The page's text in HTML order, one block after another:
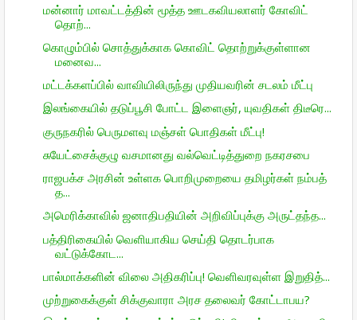
மன்னார் மாவட்டத்தின் மூத்த ஊடகவியலாளர் கோவிட்
தொற்...
கொழும்பில் சொத்துக்காக கொவிட் தொற்றுக்குள்ளான
மனைவ...
மட்டக்களப்பில் வாவியிலிருந்து முதியவரின் சடலம் மீட்பு
இலங்கையில் தடுப்பூசி போட்ட இளைஞர், யுவதிகள் திடீரெ...
குருநகரில் பெருமளவு மஞ்சள் பொதிகள் மீட்பு!
சுயேட்சைக்குழு வசமானது வல்வெட்டித்துறை நகரசபை
ராஜபக்ச அரசின் உள்ளக பொறிமுறையை தமிழர்கள் நம்பத்
த...
அமெரிக்காவில் ஜனாதிபதியின் அறிவிப்புக்கு அருட்தந்த...
பத்திரிகையில் வெளியாகிய செய்தி தொடர்பாக
வட்டுக்கோட...
பால்மாக்களின் விலை அதிகரிப்பு! வெளிவரவுள்ள இறுதித்...
முற்றுகைக்குள் சிக்குவாரா அரச தலைவர் கோட்டாபய?